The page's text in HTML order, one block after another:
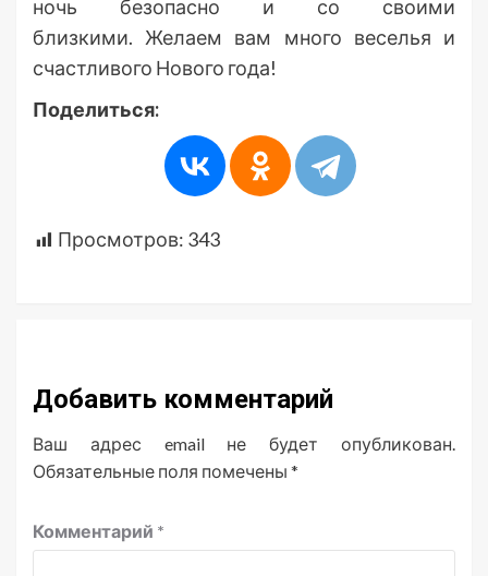
ночь безопасно и со своими
близкими. Желаем вам много веселья и
счастливого Нового года!
Поделиться:
Просмотров: 343
Добавить комментарий
Ваш адрес email не будет опубликован.
Обязательные поля помечены *
Комментарий *